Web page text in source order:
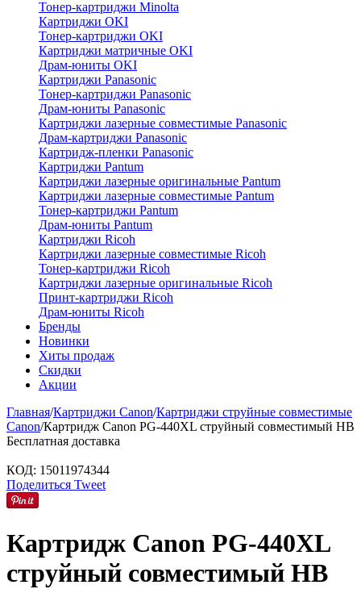
Тонер-картриджи Minolta
Картриджи OKI
Тонер-картриджи OKI
Картриджи матричные OKI
Драм-юниты OKI
Картриджи Panasonic
Тонер-картриджи Panasonic
Драм-юниты Panasonic
Картриджи лазерные совместимые Panasonic
Драм-картриджи Panasonic
Картридж-пленки Panasonic
Картриджи Pantum
Картриджи лазерные оригинальные Pantum
Картриджи лазерные совместимые Pantum
Тонер-картриджи Pantum
Драм-юниты Pantum
Картриджи Ricoh
Картриджи лазерные совместимые Ricoh
Тонер-картриджи Ricoh
Картриджи лазерные оригинальные Ricoh
Принт-картриджи Ricoh
Драм-юниты Ricoh
Бренды
Новинки
Хиты продаж
Скидки
Акции
Главная/Картриджи Canon/Картриджи струйные совместимые
Canon/Картридж Canon PG-440XL струйный совместимый HB
Бесплатная доставка
КОД: 15011974344
Поделиться Tweet
Картридж Canon PG-440XL
струйный совместимый HB